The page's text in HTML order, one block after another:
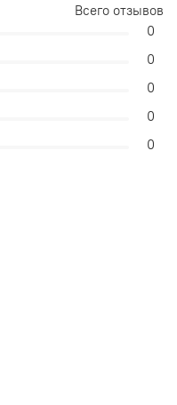
Всего отзывов
0
0
0
0
0